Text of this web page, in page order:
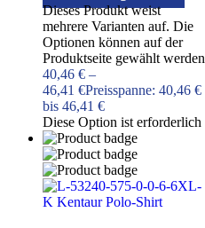
Dieses Produkt weist
mehrere Varianten auf. Die
Optionen können auf der
Produktseite gewählt werden
40,46 € –
46,41 €Preisspanne: 40,46 €
bis 46,41 €
Diese Option ist erforderlich